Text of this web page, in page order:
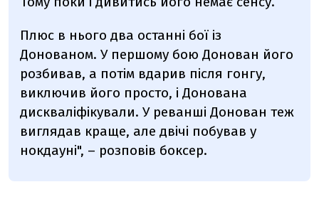
Плюс в нього два останні бої із
Донованом. У першому бою Донован його
розбивав, а потім вдарив після гонгу,
виключив його просто, і Донована
дискваліфікували. У реванші Донован теж
виглядав краще, але двічі побував у
нокдауні", – розповів боксер.